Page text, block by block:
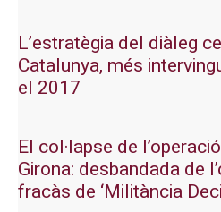
L’estratègia del diàleg
Catalunya, més
el 2017
El col·lapse de
Girona: desbandada de
fracàs de ‘Militància